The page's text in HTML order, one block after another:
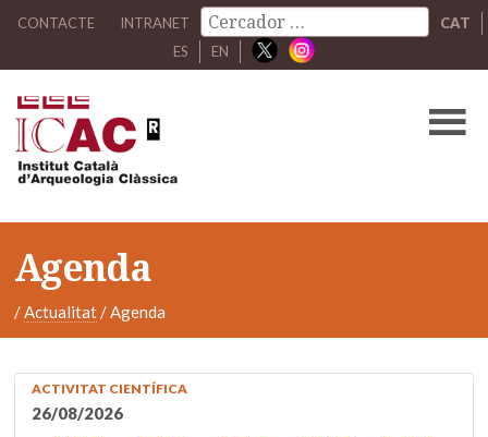
CONTACTE INTRANET
CAT
ES
EN
Agenda
/Actualitat/Agenda
ACTIVITAT CIENTÍFICA
26/08/2026